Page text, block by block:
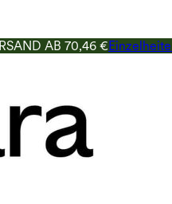
AB 70,46 €